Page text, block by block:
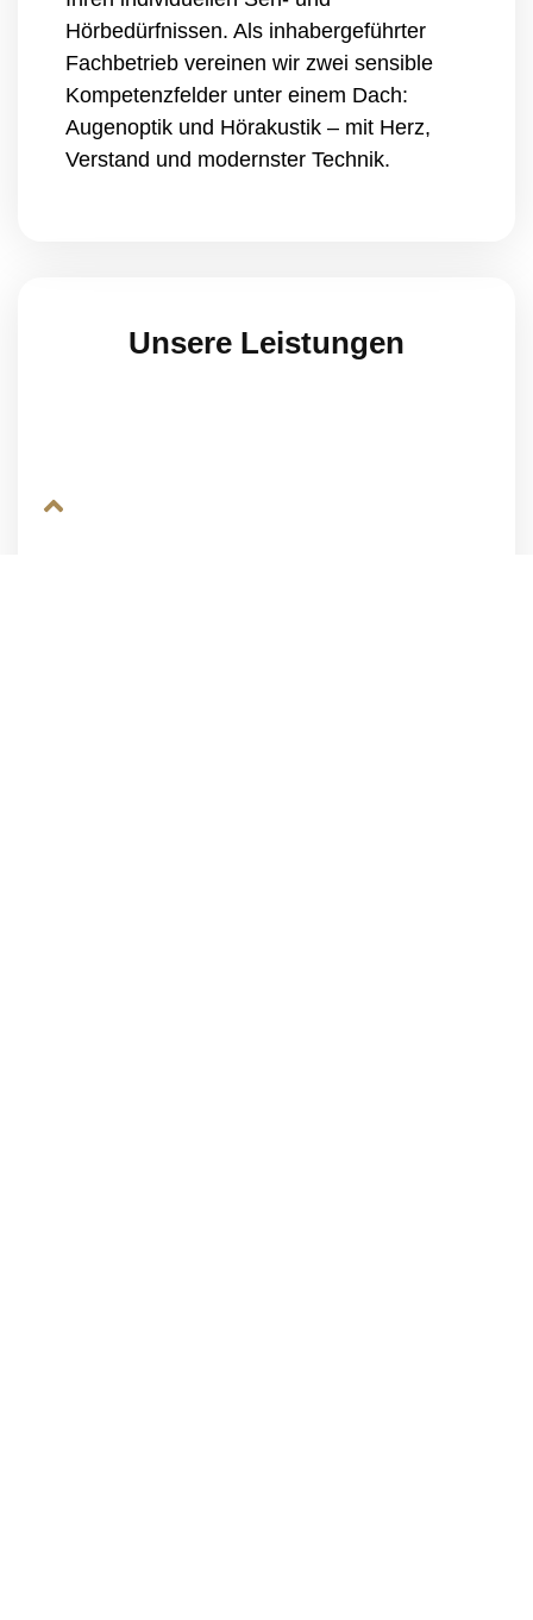
Hörbedürfnissen. Als inhabergeführter
Fachbetrieb vereinen wir zwei sensible
Kompetenzfelder unter einem Dach:
Augenoptik und Hörakustik – mit Herz,
Verstand und modernster Technik.
Unsere Leistungen